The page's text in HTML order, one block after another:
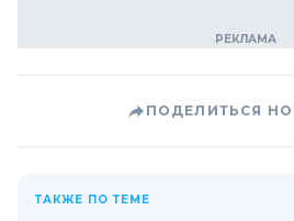
ПОДЕЛИТЬСЯ
ТАКЖЕ ПО ТЕМЕ